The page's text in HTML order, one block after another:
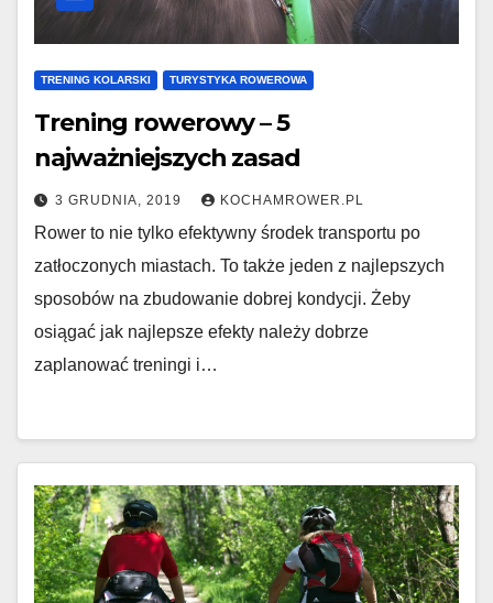
TRENING KOLARSKI TURYSTYKA ROWEROWA
Trening rowerowy – 5
najważniejszych zasad
3 GRUDNIA, 2019 KOCHAMROWER.PL
Rower to nie tylko efektywny środek transportu po
zatłoczonych miastach. To także jeden z najlepszych
sposobów na zbudowanie dobrej kondycji. Żeby
osiągać jak najlepsze efekty należy dobrze
zaplanować treningi i…